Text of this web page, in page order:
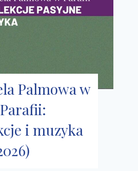
Palmowa w
i muzyka